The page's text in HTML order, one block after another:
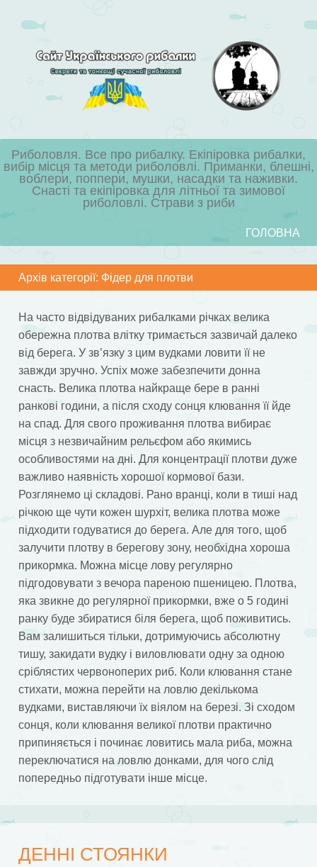
Риболовля. Все про рибалку. Екіпіровка рибалки,
вибір місця та методи риболовлі. Приманки, блешні,
воблери, поппери, мушки, насадки та наживки.
Снасті та екіпіровка для літньої та зимової
риболовлі. Страви з риби
Menu ГОЛОВНА
Архів категорії: Фідер для плотви
На часто відвідуваних рибалками річках велика
обережна плотва влітку тримається зазвичай далеко
від берега. У зв’язку з цим вудками ловити її не
завжди зручно. Успіх може забезпечити донна
снасть. Велика плотва найкраще бере в ранні
ранкові години, а після сходу сонця клювання її йде
на спад. Для свого проживання плотва вибирає
місця з незвичайним рельєфом або якимись
особливостями на дні. Для концентрації плотви дуже
важливо наявність хорошої кормової бази.
Розглянемо ці складові. Рано вранці, коли в тиші над
річкою ще чути кожен шурхіт, велика плотва може
підходити годуватися до берега. Але для того, щоб
залучити плотву в берегову зону, необхідна хороша
прикормка. Можна місце лову регулярно
підгодовувати з вечора пареною пшеницею. Плотва,
яка звикне до регулярної прикормки, вже о 5 годині
ранку буде збиратися біля берега, щоб поживитись.
Вам залишиться тільки, дотримуючись абсолютну
тишу, закидати вудку і виловлювати одну за одною
сріблястих червоноперих риб. Коли клювання стане
стихати, можна перейти на ловлю декількома
вудками, виставляючи їх віялом на березі. Зі сходом
сонця, коли клювання великої плотви практично
припиняється і починає ловитись мала риба, можна
переключатися на ловлю донками, для чого слід
попередньо підготувати інше місце.
ДЕННІ СТОЯНКИ